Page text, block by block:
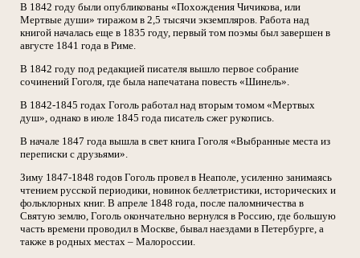
В 1842 году были опубликованы «Похождения Чичикова, или
Мертвые души» тиражом в 2,5 тысячи экземпляров. Работа над
книгой началась еще в 1835 году, первый том поэмы был завершен в
августе 1841 года в Риме.
В 1842 году под редакцией писателя вышло первое собрание
сочинений Гоголя, где была напечатана повесть «Шинель».
В 1842-1845 годах Гоголь работал над вторым томом «Мертвых
душ», однако в июле 1845 года писатель сжег рукопись.
В начале 1847 года вышла в свет книга Гоголя «Выбранные места из
переписки с друзьями».
Зиму 1847-1848 годов Гоголь провел в Неаполе, усиленно занимаясь
чтением русской периодики, новинок беллетристики, исторических и
фольклорных книг. В апреле 1848 года, после паломничества в
Святую землю, Гоголь окончательно вернулся в Россию, где большую
часть времени проводил в Москве, бывал наездами в Петербурге, а
также в родных местах – Малороссии.